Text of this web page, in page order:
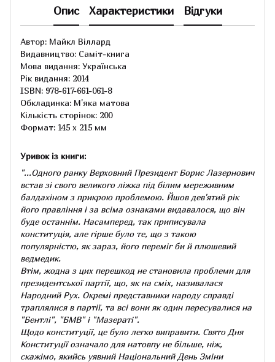
Опис Характеристики Відгуки
Автор: Майкл Віллард
Видавництво: Саміт-книга
Мова видання: Українська
Рік видання: 2014
ISBN: 978-617-661-061-8
Обкладинка: М'яка матова
Кількість сторінок: 200
Формат: 145 x 215 мм
Уривок із книги:
"...Одного ранку Верховний Президент Борис Лазернович
встав зі свого великого ліжка під білим мереживним
балдахіном з прикрою проблемою. Йшов дев'ятий рік
його правління і за всіма ознаками видавалося, що він
буде останнім. Насамперед, так приписувала
конституція, але гірше було те, що з такою
популярністю, як зараз, його переміг би й плюшевий
ведмедик.
Втім, жодна з цих перешкод не становила проблеми для
президентської партії, що, як на сміх, називалася
Народний Рух. Окремі представники народу справді
траплялися в партії, та всі вони як один пересувалися на
"Бентлі", "БМВ" і "Мазераті".
Щодо конституції, це було легко виправити. Свято Дня
Конституції означало для натовпу не більше, ніж,
скажімо, якийсь уявний Національний День Зміни